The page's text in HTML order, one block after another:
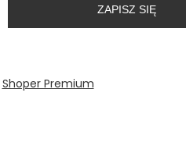
ZAPISZ SIĘ
Shoper Premium